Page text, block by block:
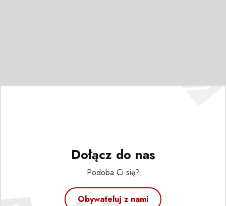
Dołącz do nas
Podoba Ci się?
Obywateluj z nami